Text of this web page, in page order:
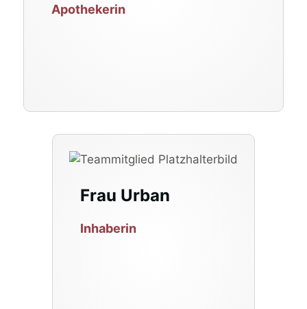
Apothekerin
Frau Urban
Inhaberin